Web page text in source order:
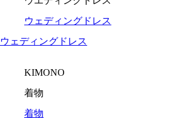
ウェディングドレス
ウェディングドレス
KIMONO
着物
着物